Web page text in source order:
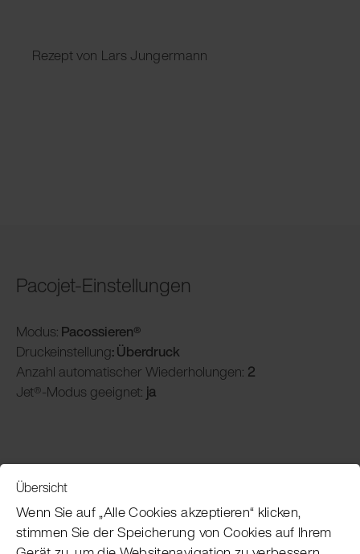
Rezept von Lars Jungermann
Pacojet-Einstellungen
Modus: Pacossieren®
Druckeinstellung: Überdruck
Anzahl automatischer Wiederholungen: 2
Jet®-Modus geeignet: ja
Übersicht
Wenn Sie auf „Alle Cookies akzeptieren“ klicken,
stimmen Sie der Speicherung von Cookies auf Ihrem